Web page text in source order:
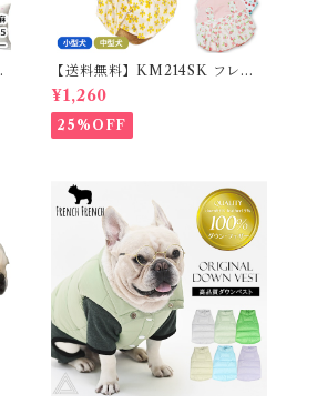
【送料無料】KM214SK フレブ
ル 女の子 スカート ワンピース夏
フリル 犬服 ドックウェア
¥1,260
25%OFF